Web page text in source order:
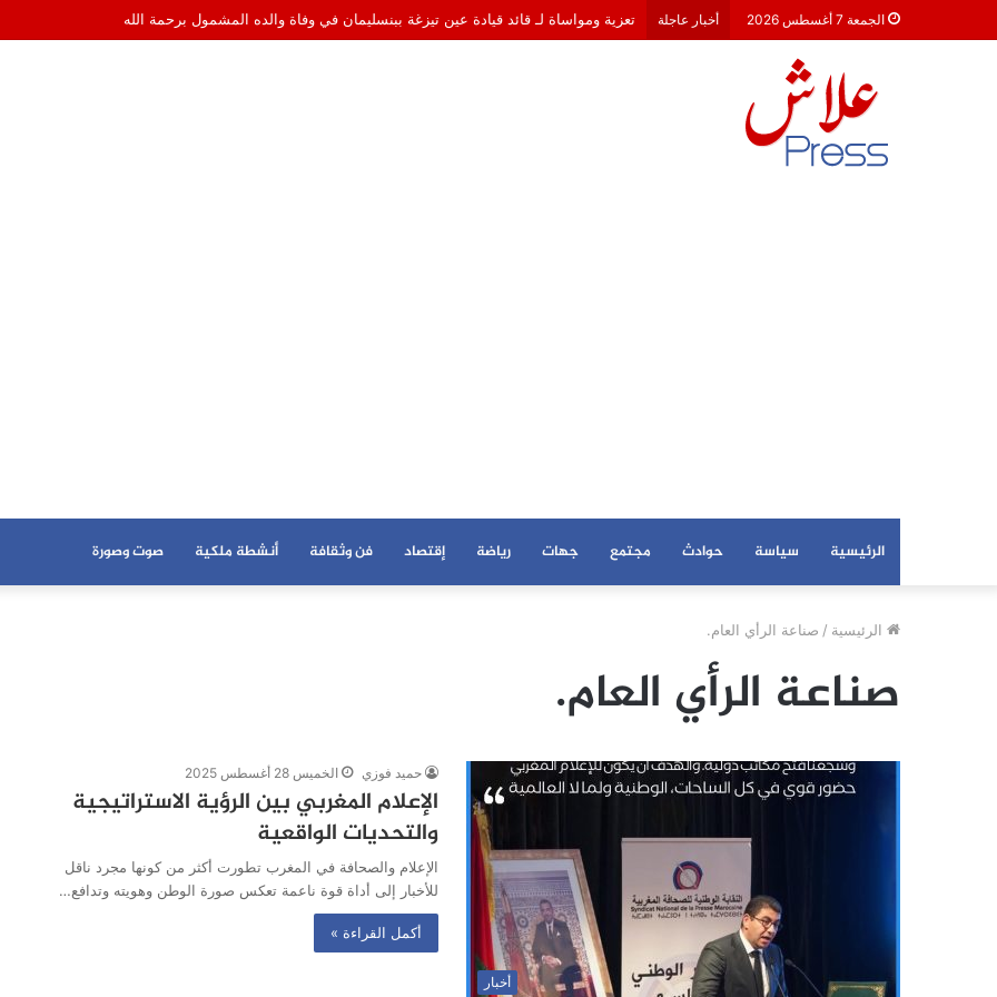
الجمعة 7 أغسطس 2026 أخبار عاجلة تعزية ومواساة لـ قائد قيادة عين تيزغة ببنسليمان في وفاة والده المشمول برحمة الله
الرئيسية سياسة حوادث مجتمع جهات رياضة إقتصاد فن وثقافة أنشطة ملكية صوت وصورة
الرئيسية / صناعة الرأي العام.
صناعة الرأي العام.
أخبار
حميد فوزي الخميس 28 أغسطس 2025
الإعلام المغربي بين الرؤية الاستراتيجية
والتحديات الواقعية
الإعلام والصحافة في المغرب تطورت أكثر من كونها مجرد ناقل
للأخبار إلى أداة قوة ناعمة تعكس صورة الوطن وهويته وتدافع…
أكمل القراءة »